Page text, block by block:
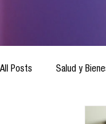
All Posts Salud y